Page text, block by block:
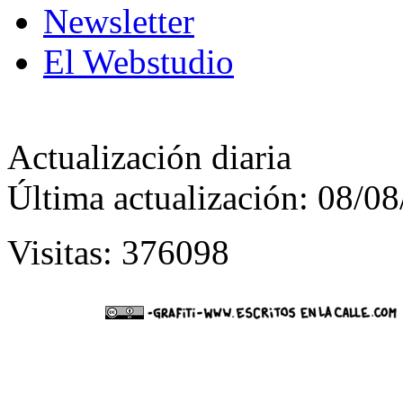
Newsletter
El Webstudio
Actualización diaria
Última actualización: 08/
Visitas: 376098